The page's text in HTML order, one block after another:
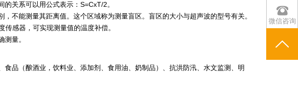
关系可以用公式表示：S=CxT/2。
不能测量其距离值。这个区域称为测量盲区。盲区的大小与超声波的型号有关。
传感器，可实现测量值的温度补偿。
量。
品（酿酒业，饮料业、添加剂、食用油、奶制品）、抗洪防汛、水文监测、明
微信咨询